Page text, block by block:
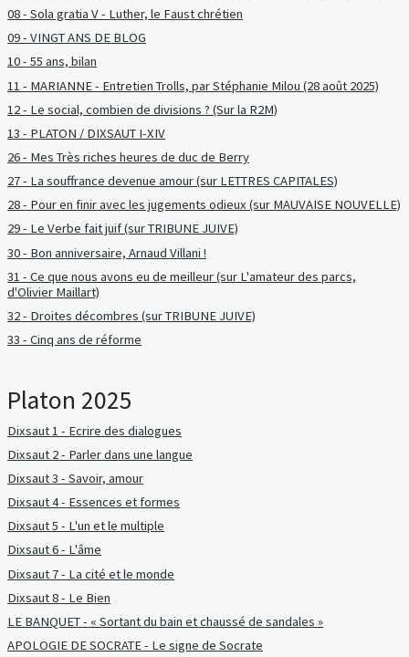
08 - Sola gratia V - Luther, le Faust chrétien
09 - VINGT ANS DE BLOG
10 - 55 ans, bilan
11 - MARIANNE - Entretien Trolls, par Stéphanie Milou (28 août 2025)
12 - Le social, combien de divisions ? (Sur la R2M)
13 - PLATON / DIXSAUT I-XIV
26 - Mes Très riches heures de duc de Berry
27 - La souffrance devenue amour (sur LETTRES CAPITALES)
28 - Pour en finir avec les jugements odieux (sur MAUVAISE NOUVELLE)
29 - Le Verbe fait juif (sur TRIBUNE JUIVE)
30 - Bon anniversaire, Arnaud Villani !
31 - Ce que nous avons eu de meilleur (sur L'amateur des parcs,
d'Olivier Maillart)
32 - Droites décombres (sur TRIBUNE JUIVE)
33 - Cinq ans de réforme
Platon 2025
Dixsaut 1 - Ecrire des dialogues
Dixsaut 2 - Parler dans une langue
Dixsaut 3 - Savoir, amour
Dixsaut 4 - Essences et formes
Dixsaut 5 - L'un et le multiple
Dixsaut 6 - L'âme
Dixsaut 7 - La cité et le monde
Dixsaut 8 - Le Bien
LE BANQUET - « Sortant du bain et chaussé de sandales »
APOLOGIE DE SOCRATE - Le signe de Socrate